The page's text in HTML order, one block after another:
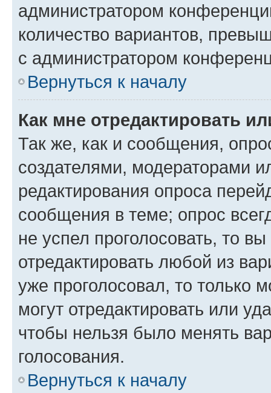
администратором
количество вариантов,
с администратором
Вернуться к началу
Как мне отредактировать
Так же, как и сообщения,
создателями, модераторами
редактирования опроса
сообщения в теме; опрос
не успел проголосовать, то
отредактировать любой из
уже проголосовал, то только
могут отредактировать или
чтобы нельзя было менять
голосования.
Вернуться к началу